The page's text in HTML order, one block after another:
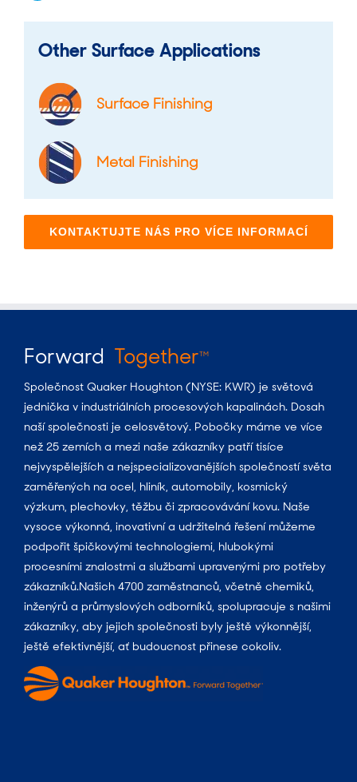
Other Surface Applications
Surface Finishing
Metal Finishing
KONTAKTUJTE NÁS PRO VÍCE INFORMACÍ
Forward TogetherTM
Společnost Quaker Houghton (NYSE: KWR) je světová
jednička v industriálních procesových kapalinách. Dosah
naší společnosti je celosvětový. Pobočky máme ve více
než 25 zemích a mezi naše zákazníky patří tisíce
nejvyspělejších a nejspecializovanějších společností světa
zaměřených na ocel, hliník, automobily, kosmický
výzkum, plechovky, těžbu či zpracovávání kovu. Naše
vysoce výkonná, inovativní a udržitelná řešení můžeme
podpořit špičkovými technologiemi, hlubokými
procesními znalostmi a službami upravenými pro potřeby
zákazníků.Našich 4700 zaměstnanců, včetně chemiků,
inženýrů a průmyslových odborníků, spolupracuje s našimi
zákazníky, aby jejich společnosti byly ještě výkonnější,
ještě efektivnější, ať budoucnost přinese cokoliv.